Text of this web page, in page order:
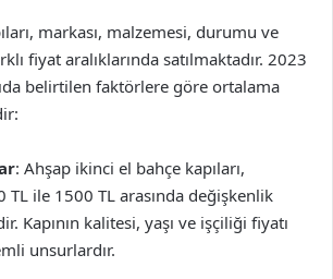
markası, malzemesi, durumu ve
fiyat aralıklarında satılmaktadır. 2023
belirtilen faktörlere göre ortalama
: Ahşap ikinci el bahçe kapıları,
TL ile 1500 TL arasında değişkenlik
Kapının kalitesi, yaşı ve işçiliği fiyatı
unsurlardır.